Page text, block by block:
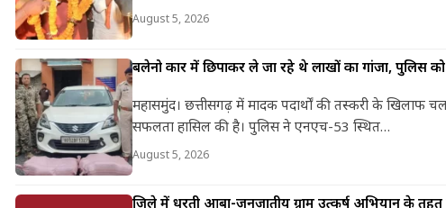
August 5, 2026
बलेनो कार में छिपाकर ले जा रहे थे लाखों का गांजा, पुलिस
महासमुंद। छत्तीसगढ़ में मादक पदार्थों की तस्करी के खिलाफ
सफलता हासिल की है। पुलिस ने एनएच-53 स्थित…
August 5, 2026
जिले में धरती आबा-जनजातीय ग्राम उत्कर्ष अभियान के